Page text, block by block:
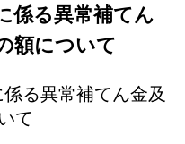
係る異常補てん
額について
る異常補てん金及
て